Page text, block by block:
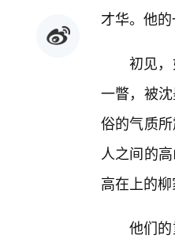
才华。他
初见
一瞥，被
俗的气质
人之间的
高在上的柳
他们